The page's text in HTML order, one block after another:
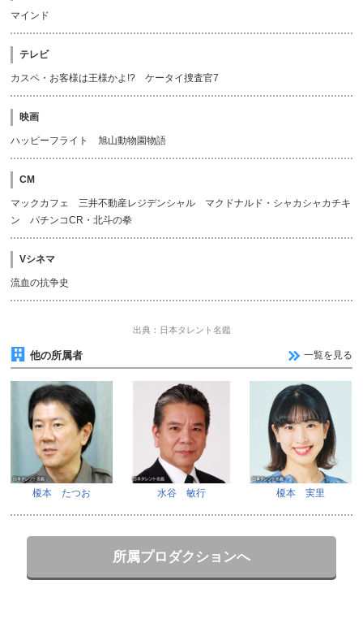
マインド
テレビ
カスペ・お客様は王様かよ!? ケータイ捜査官7
映画
ハッピーフライト 旭山動物園物語
CM
マックカフェ 三井不動産レジデンシャル マクドナルド・シャカシャカチキ
ン パチンコCR・北斗の拳
Vシネマ
流血の抗争史
出典：日本タレント名鑑
他の所属者 一覧を見る
榎本 たつお 水谷 敏行 榎本 実里
所属プロダクションへ